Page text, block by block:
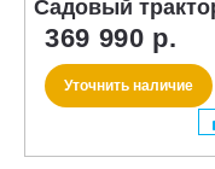
Садовый
369 990 р.
Уточнить наличие